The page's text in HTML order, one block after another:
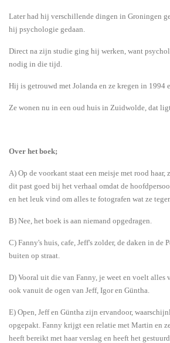
Later had hij verschillende dingen in Groningen
hij psychologie gedaan.
Direct na zijn studie ging hij werken, want
nodig in die tijd.
Hij is getrouwd met Jolanda en ze kregen in 1994
Ze wonen nu in een oud huis in Zuidwolde, dat
Over het boek;
A) Op de voorkant staat een meisje met rood haar,
dit past goed bij het verhaal omdat de
en het leuk vind om alles te fotografen wat ze
B) Nee, het boek is aan niemand opgedragen.
C) Fanny's huis, cafe, Jeff's zolder, de daken in de
buiten op straat.
D) Vooral uit die van Fanny, je weet en voelt alles
ook vanuit de ogen van Jeff, Igor en Güntha.
E) Open, Jeff en Güntha zijn ervandoor,
opgepakt. Fanny krijgt een relatie met Martin en
heeft bereikt met haar verslag en heeft het